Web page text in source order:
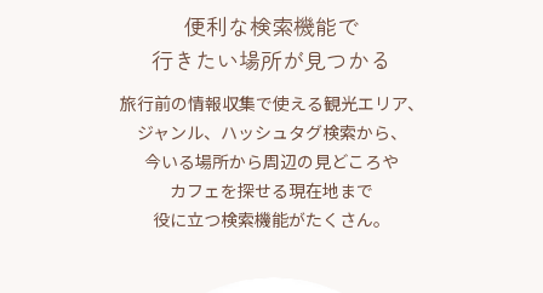
便利な検索機能で
行きたい場所が見つかる
旅行前の情報収集で使える観光エリア、
ジャンル、ハッシュタグ検索から、
今いる場所から周辺の見どころや
カフェを探せる現在地まで
役に立つ検索機能がたくさん。